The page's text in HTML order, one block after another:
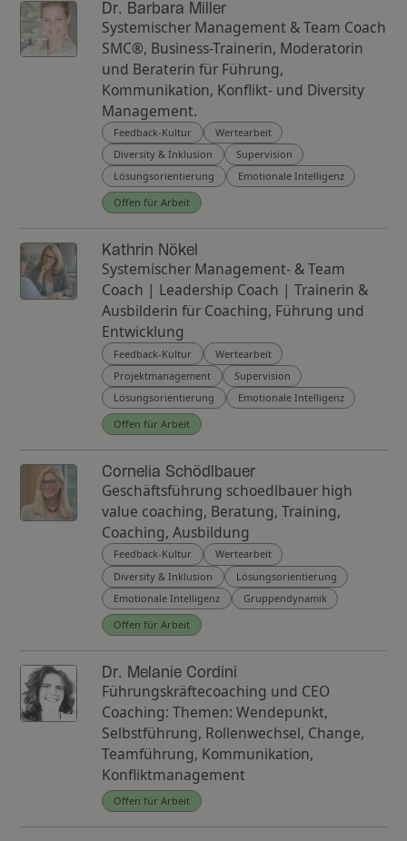
Dr. Barbara Miller
Systemischer Management & Team Coach
SMC®, Business-Trainerin, Moderatorin
und Beraterin für Führung,
Kommunikation, Konflikt- und Diversity
Management.
Feedback-Kultur
Wertearbeit
Diversity & Inklusion
Supervision
Lösungsorientierung
Emotionale Intelligenz
Offen für Arbeit
Kathrin Nökel
Systemischer Management- & Team
Coach | Leadership Coach | Trainerin &
Ausbilderin für Coaching, Führung und
Entwicklung
Feedback-Kultur
Wertearbeit
Projektmanagement
Supervision
Lösungsorientierung
Emotionale Intelligenz
Offen für Arbeit
Cornelia Schödlbauer
Geschäftsführung schoedlbauer high
value coaching, Beratung, Training,
Coaching, Ausbildung
Feedback-Kultur
Wertearbeit
Diversity & Inklusion
Lösungsorientierung
Emotionale Intelligenz
Gruppendynamik
Offen für Arbeit
Dr. Melanie Cordini
Führungskräftecoaching und CEO
Coaching: Themen: Wendepunkt,
Selbstführung, Rollenwechsel, Change,
Teamführung, Kommunikation,
Konfliktmanagement
Offen für Arbeit